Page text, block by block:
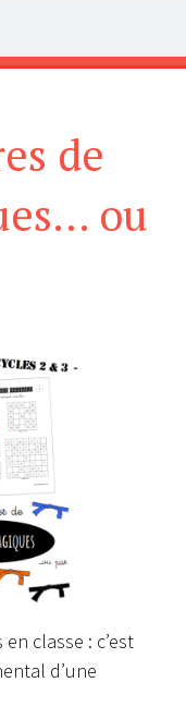
de
ou
classe : c’est
d’une